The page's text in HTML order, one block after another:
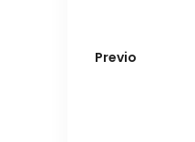
Previo